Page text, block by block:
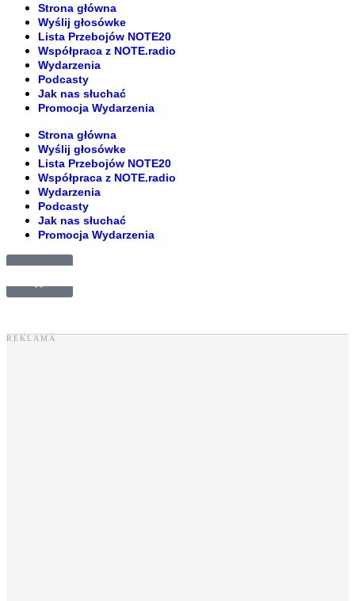
Strona główna
Wyślij głosówke
Lista Przebojów NOTE20
Współpraca z NOTE.radio
Wydarzenia
Podcasty
Jak nas słuchać
Promocja Wydarzenia
Strona główna
Wyślij głosówke
Lista Przebojów NOTE20
Współpraca z NOTE.radio
Wydarzenia
Podcasty
Jak nas słuchać
Promocja Wydarzenia
£0.00